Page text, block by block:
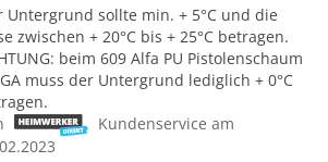
Untergrund sollte min. + 5°C und die
zwischen + 20°C bis + 25°C betragen.
beim 609 Alfa PU Pistolenschaum
muss der Untergrund lediglich + 0°C
Kundenservice am